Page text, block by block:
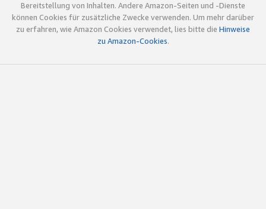
Bereitstellung von Inhalten. Andere Amazon-Seiten und -Dienste
können Cookies für zusätzliche Zwecke verwenden. Um mehr darüber
zu erfahren, wie Amazon Cookies verwendet, lies bitte die Hinweise
zu Amazon-Cookies.